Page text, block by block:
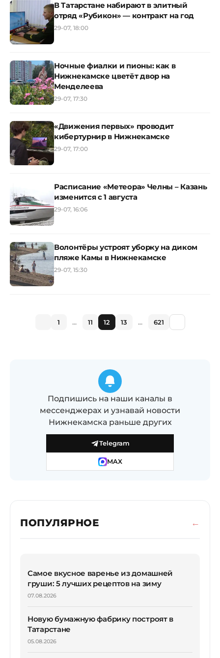
В Татарстане набирают в элитный
отряд «Рубикон» — контракт на год
29-07, 18:00
Ночные фиалки и пионы: как в
Нижнекамске цветёт двор на
Менделеева
29-07, 17:30
«Движения первых» проводит
кибертурнир в Нижнекамске
29-07, 17:00
Расписание «Метеора» Челны – Казань
изменится с 1 августа
29-07, 16:06
Волонтёры устроят уборку на диком
пляже Камы в Нижнекамске
29-07, 15:30
1 ... 11 12 13 ... 621
Подпишись на наши каналы в
мессенджерах и узнавай новости
Нижнекамска раньше других
Telegram
MAX
ПОПУЛЯРНОЕ
Самое вкусное варенье из домашней
груши: 5 лучших рецептов на зиму
07.08.2026
Новую бумажную фабрику построят в
Татарстане
05.08.2026